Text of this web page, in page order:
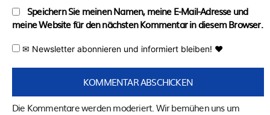
Speichern Sie meinen Namen, meine E-Mail-Adresse und
meine Website für den nächsten Kommentar in diesem Browser.
✉ Newsletter abonnieren und informiert bleiben! ♥
Die Kommentare werden moderiert. Wir bemühen uns um